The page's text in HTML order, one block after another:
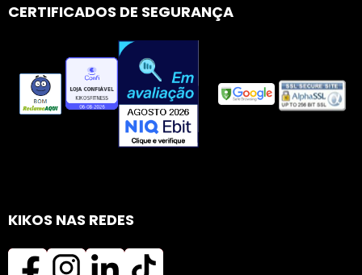
CERTIFICADOS DE SEGURANÇA
KIKOS NAS REDES